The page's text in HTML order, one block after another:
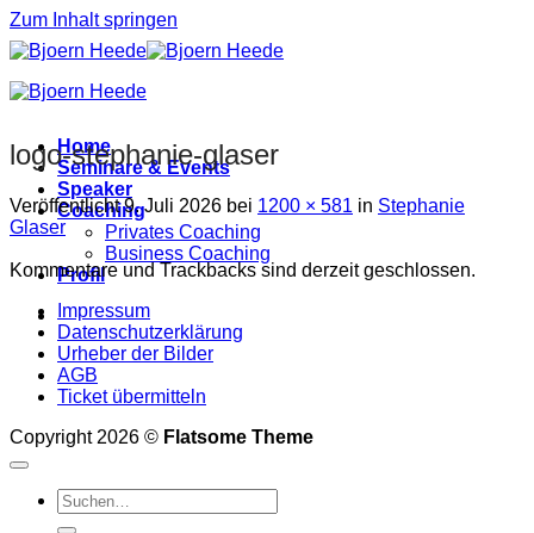
Zum Inhalt springen
Home
Seminare & Events
Speaker
Coaching
Privates Coaching
Business Coaching
Profil
logo-stephanie-glaser
Veröffentlicht9. Juli 2026 bei 1200 × 581 in Stephanie
Glaser
Kommentare und Trackbacks sind derzeit geschlossen.
Impressum
Datenschutzerklärung
Urheber der Bilder
AGB
Ticket übermitteln
Copyright 2026 © Flatsome Theme